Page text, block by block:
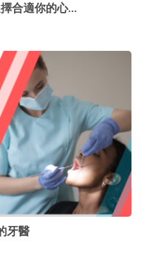
合適你的心…
牙醫